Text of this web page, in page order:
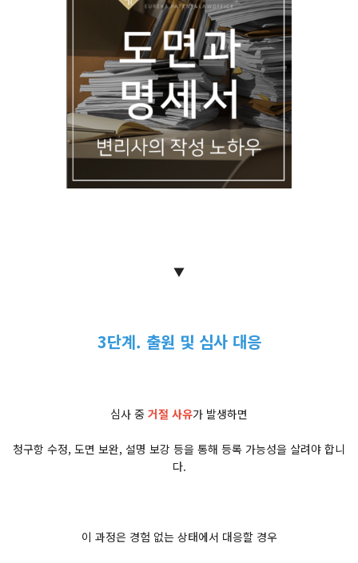
▼
3단계. 출원 및 심사 대응
심사 중 거절 사유가 발생하면
청구항 수정, 도면 보완, 설명 보강 등을 통해 등록 가능성을 살려야 합니
다.
이 과정은 경험 없는 상태에서 대응할 경우